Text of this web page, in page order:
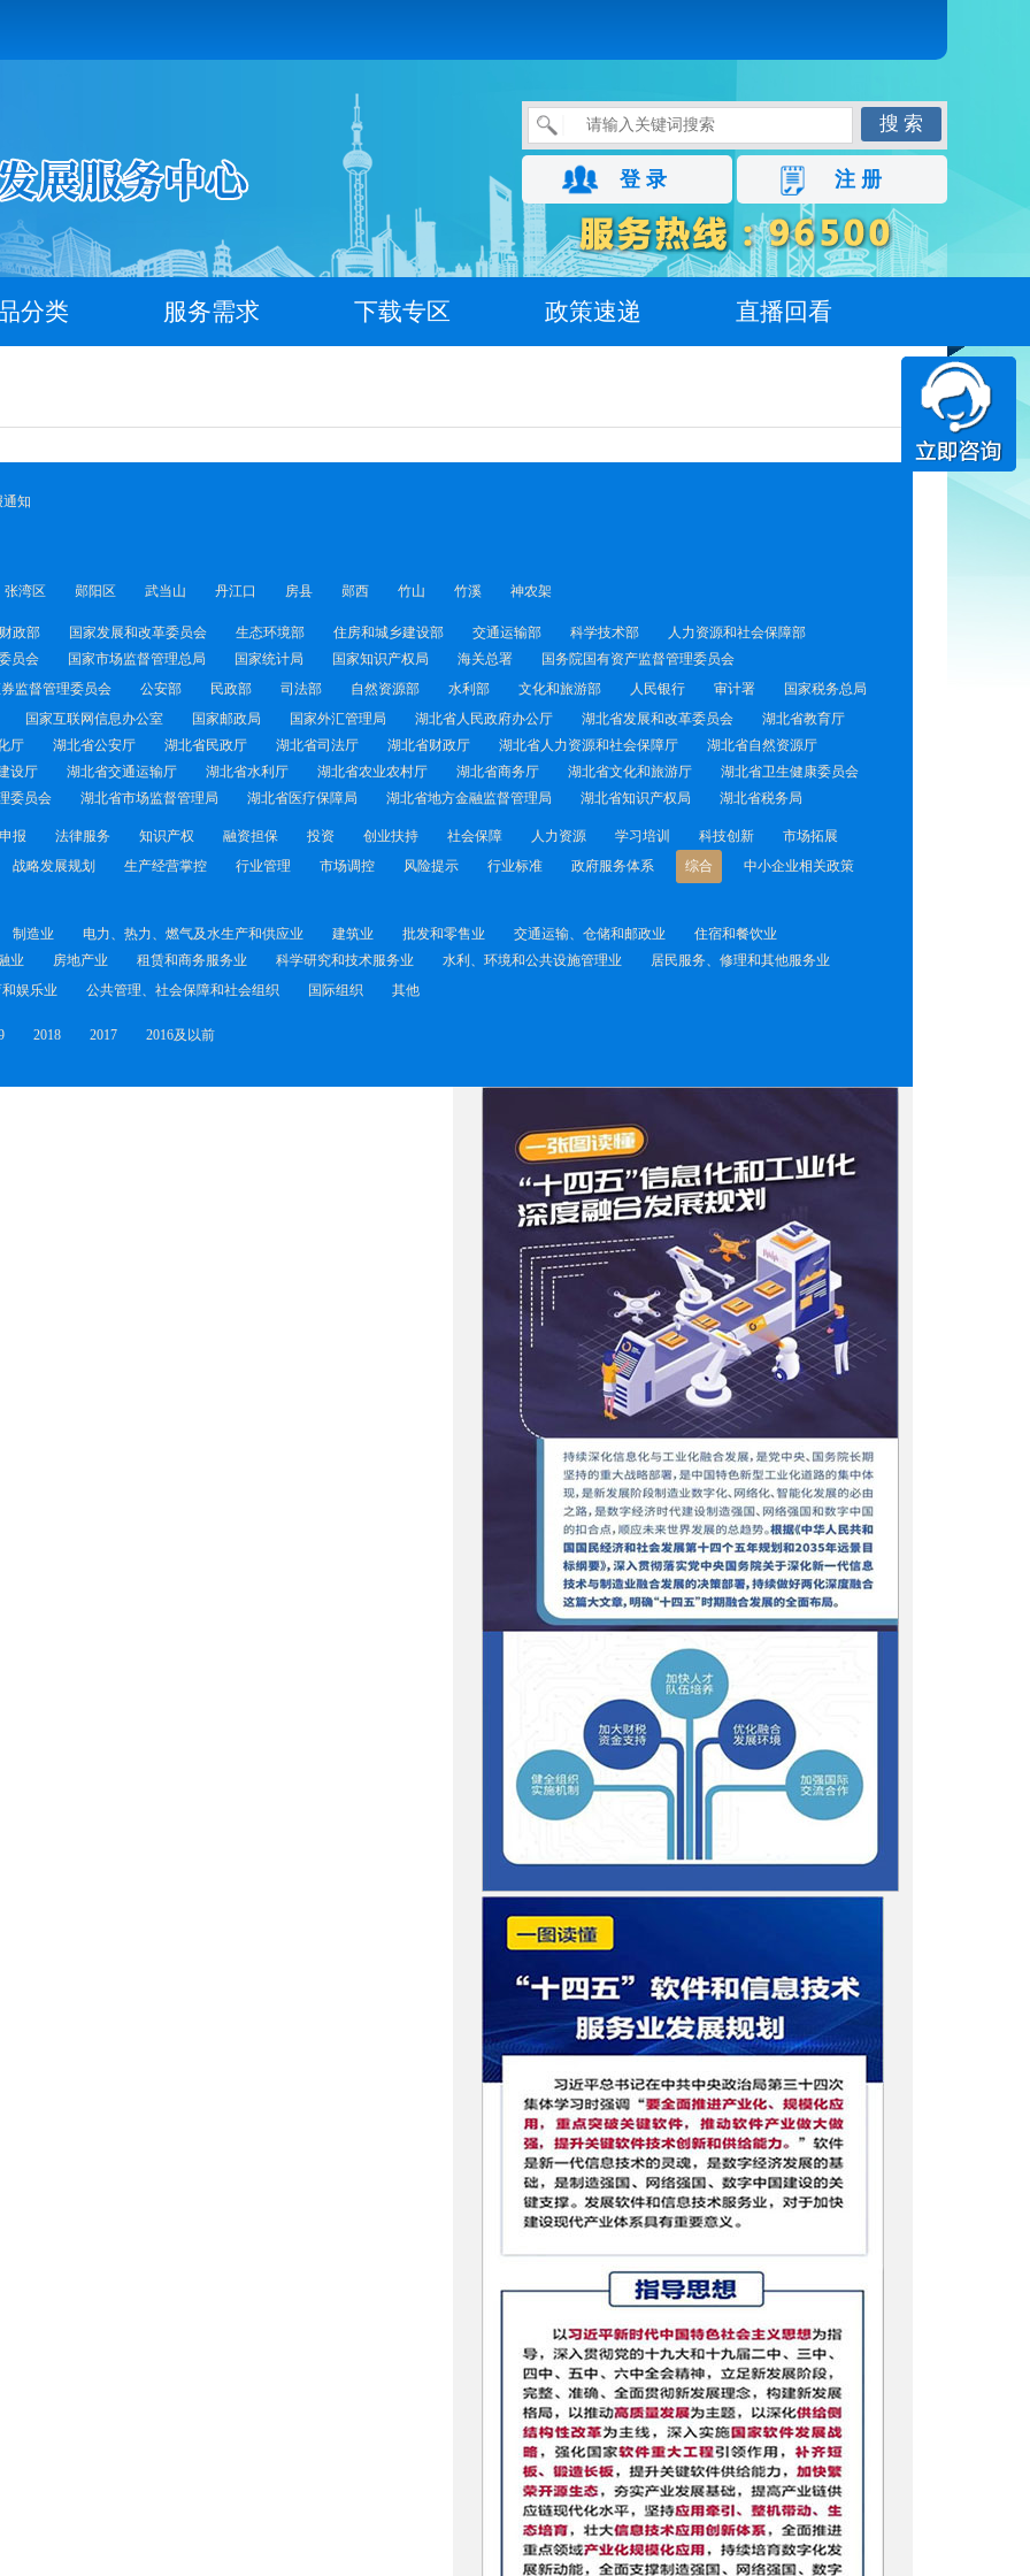
搜 索
登 录 注 册
分类 服务需求 下载专区 政策速递 直播回看
通知
张湾区 郧阳区 武当山 丹江口 房县 郧西 竹山 竹溪 神农架
财政部 国家发展和改革委员会 生态环境部 住房和城乡建设部 交通运输部 科学技术部
人力资源和社会保障部
员会 国家市场监督管理总局 国家统计局 国家知识产权局 海关总署
国务院国有资产监督管理委员会
监督管理委员会 公安部 民政部 司法部 自然资源部 水利部 文化和旅游部 人民银行 审计署
国家税务总局
国家互联网信息办公室 国家邮政局 国家外汇管理局 湖北省人民政府办公厅 湖北省发展和改革委员会
湖北省教育厅
厅 湖北省公安厅 湖北省民政厅 湖北省司法厅 湖北省财政厅 湖北省人力资源和社会保障厅
湖北省自然资源厅
设厅 湖北省交通运输厅 湖北省水利厅 湖北省农业农村厅 湖北省商务厅 湖北省文化和旅游厅
湖北省卫生健康委员会
委员会 湖北省市场监督管理局 湖北省医疗保障局 湖北省地方金融监督管理局 湖北省知识产权局 湖北省税务局
报 法律服务 知识产权 融资担保 投资 创业扶持 社会保障 人力资源 学习培训 科技创新
市场拓展
战略发展规划 生产经营掌控 行业管理 市场调控 风险提示 行业标准 政府服务体系 综合
中小企业相关政策
制造业 电力、热力、燃气及水生产和供应业 建筑业 批发和零售业 交通运输、仓储和邮政业
住宿和餐饮业
业 房地产业 租赁和商务服务业 科学研究和技术服务业 水利、环境和公共设施管理业
居民服务、修理和其他服务业
娱乐业 公共管理、社会保障和社会组织 国际组织 其他
2018 2017 2016及以前